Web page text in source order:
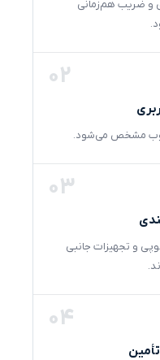
و ضریب هم‌زمانی
02
مشخص می‌شود.
03
و تجهیزات جانبی
04